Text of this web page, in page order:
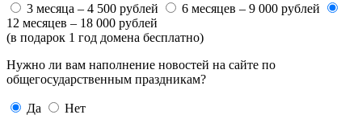
3 месяца – 4 500 рублей
6 месяцев – 9 000 рублей
12 месяцев – 18 000 рублей
(в подарок 1 год домена бесплатно)
Нужно ли вам наполнение новостей на сайте по
общегосударственным праздникам?
Да
Нет